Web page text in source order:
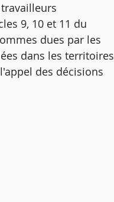
9, 10 et 11 du
dues par les
dans les territoires
des décisions